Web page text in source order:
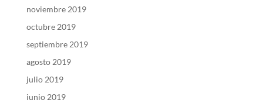
noviembre 2019
octubre 2019
septiembre 2019
agosto 2019
julio 2019
junio 2019